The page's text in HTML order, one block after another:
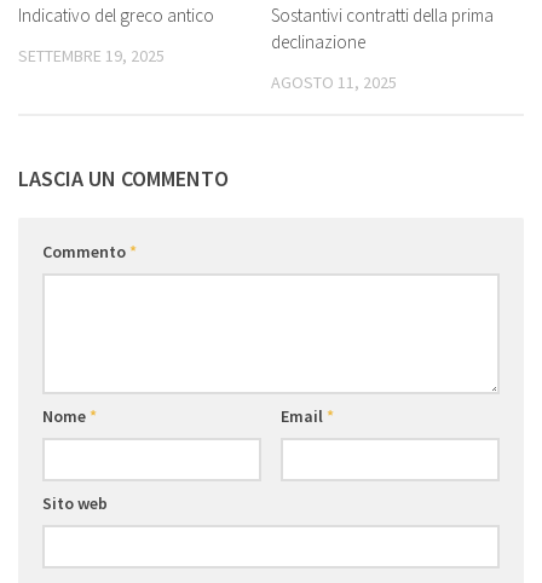
Indicativo del greco antico
SETTEMBRE 19, 2025
Sostantivi contratti della prima
declinazione
AGOSTO 11, 2025
LASCIA UN COMMENTO
Commento*
Nome* Email*
Sito web